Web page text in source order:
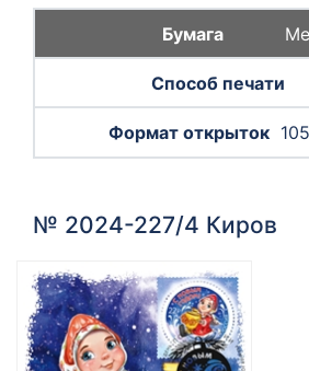
№ 2024-227/4 Киров